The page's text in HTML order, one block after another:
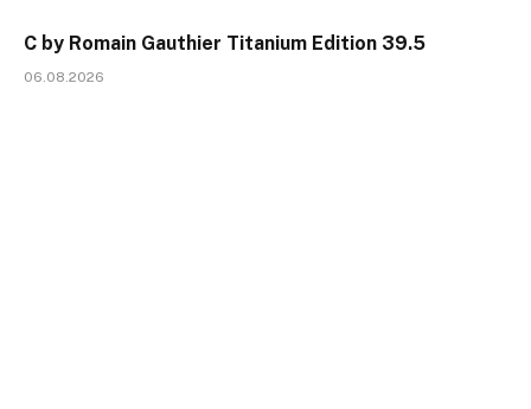
C by Romain Gauthier Titanium Edition 39.5
06.08.2026